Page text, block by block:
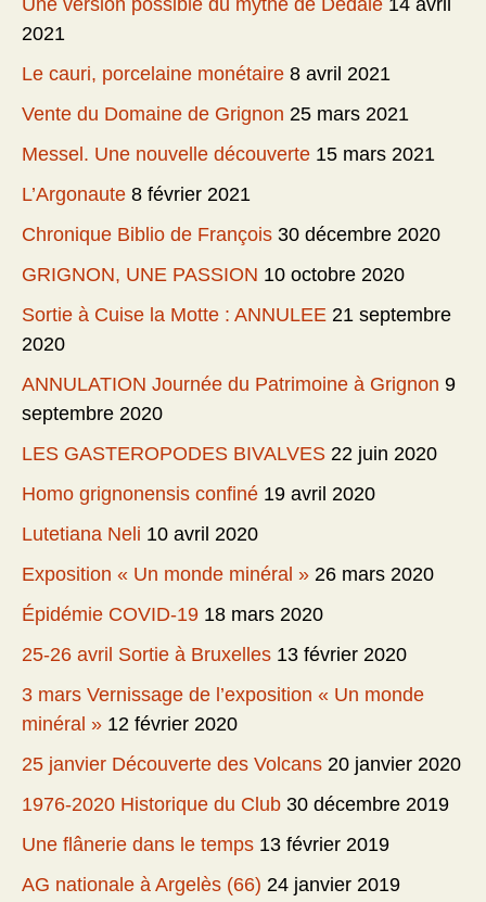
Une version possible du mythe de Dédale 14 avril
2021
Le cauri, porcelaine monétaire 8 avril 2021
Vente du Domaine de Grignon 25 mars 2021
Messel. Une nouvelle découverte 15 mars 2021
L’Argonaute 8 février 2021
Chronique Biblio de François 30 décembre 2020
GRIGNON, UNE PASSION 10 octobre 2020
Sortie à Cuise la Motte : ANNULEE 21 septembre
2020
ANNULATION Journée du Patrimoine à Grignon 9
septembre 2020
LES GASTEROPODES BIVALVES 22 juin 2020
Homo grignonensis confiné 19 avril 2020
Lutetiana Neli 10 avril 2020
Exposition « Un monde minéral » 26 mars 2020
Épidémie COVID-19 18 mars 2020
25-26 avril Sortie à Bruxelles 13 février 2020
3 mars Vernissage de l’exposition « Un monde
minéral » 12 février 2020
25 janvier Découverte des Volcans 20 janvier 2020
1976-2020 Historique du Club 30 décembre 2019
Une flânerie dans le temps 13 février 2019
AG nationale à Argelès (66) 24 janvier 2019